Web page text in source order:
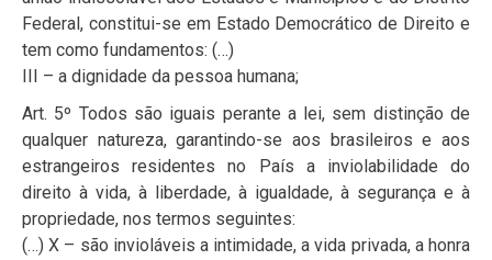
Federal, constitui-se em Estado Democrático de Direito e
tem como fundamentos: (…)
III – a dignidade da pessoa humana;
Art. 5º Todos são iguais perante a lei, sem distinção de
qualquer natureza, garantindo-se aos brasileiros e aos
estrangeiros residentes no País a inviolabilidade do
direito à vida, à liberdade, à igualdade, à segurança e à
propriedade, nos termos seguintes:
(…) X – são invioláveis a intimidade, a vida privada, a honra